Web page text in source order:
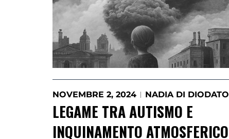
NOVEMBRE 2, 2024 NADIA DI DIODATO
LEGAME TRA AUTISMO E
INQUINAMENTO ATMOSFERICO